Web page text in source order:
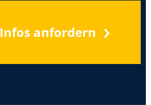
Infos anfordern